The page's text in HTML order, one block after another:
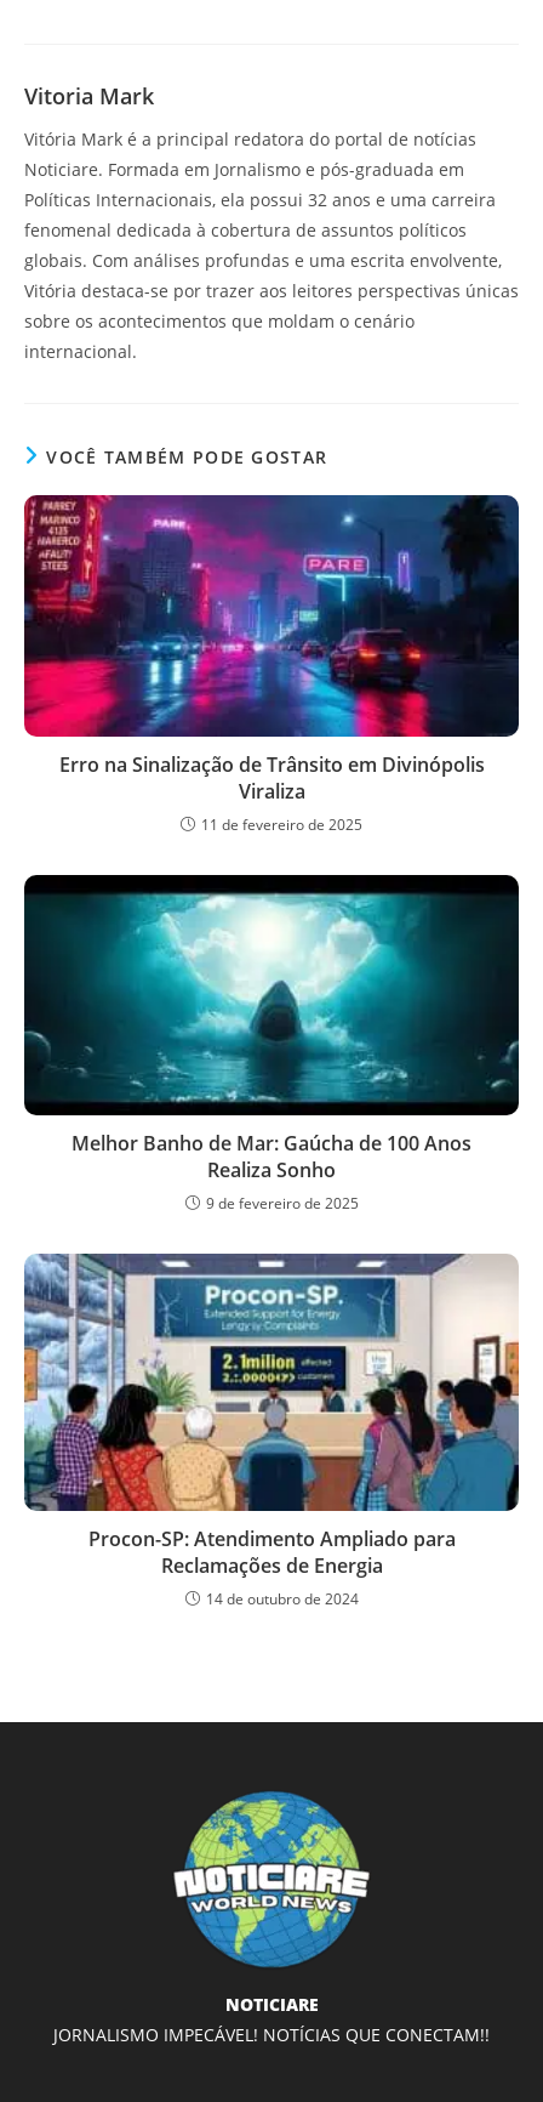
Vitoria Mark
Vitória Mark é a principal redatora do portal de notícias
Noticiare. Formada em Jornalismo e pós-graduada em
Políticas Internacionais, ela possui 32 anos e uma carreira
fenomenal dedicada à cobertura de assuntos políticos
globais. Com análises profundas e uma escrita envolvente,
Vitória destaca-se por trazer aos leitores perspectivas únicas
sobre os acontecimentos que moldam o cenário
internacional.
VOCÊ TAMBÉM PODE GOSTAR
Erro na Sinalização de Trânsito em Divinópolis
Viraliza
11 de fevereiro de 2025
Melhor Banho de Mar: Gaúcha de 100 Anos
Realiza Sonho
9 de fevereiro de 2025
Procon-SP: Atendimento Ampliado para
Reclamações de Energia
14 de outubro de 2024
NOTICIARE
JORNALISMO IMPECÁVEL! NOTÍCIAS QUE CONECTAM!!